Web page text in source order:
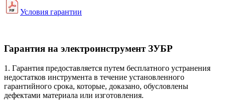
Условия гарантии
Гарантия на электроинструмент ЗУБР
1. Гарантия предоставляется путем бесплатного устранения
недостатков инструмента в течение установленного
гарантийного срока, которые, доказано, обусловлены
дефектами материала или изготовления.